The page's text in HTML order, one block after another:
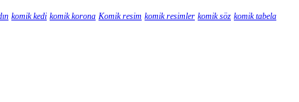
komik kedi komik korona Komik resim komik resimler komik söz komik tabela